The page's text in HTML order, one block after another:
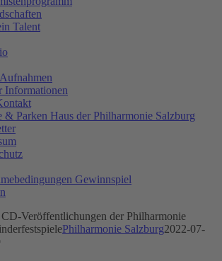
Talent
Informationen
& Parken Haus der Philharmonie Salzburg
Gewinnspiel
Veröffentlichungen der Philharmonie
Philharmonie Salzburg2022-07-